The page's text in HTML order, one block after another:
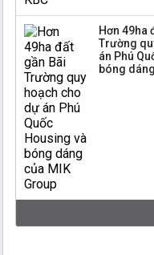
Hơn 49ha
Trường
án Phú
bóng